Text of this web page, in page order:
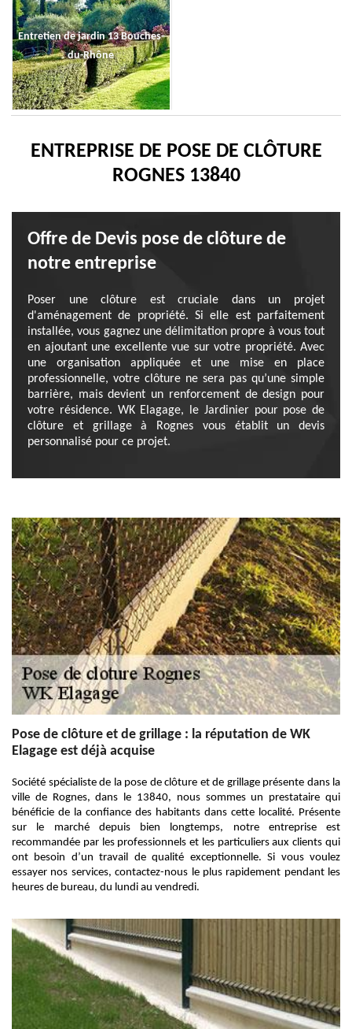
Entretien de jardin 13 Bouches-
du-Rhône
ENTREPRISE DE POSE DE CLÔTURE
ROGNES 13840
Offre de Devis pose de clôture de
notre entreprise
Poser une clôture est cruciale dans un projet
d'aménagement de propriété. Si elle est parfaitement
installée, vous gagnez une délimitation propre à vous tout
en ajoutant une excellente vue sur votre propriété. Avec
une organisation appliquée et une mise en place
professionnelle, votre clôture ne sera pas qu’une simple
barrière, mais devient un renforcement de design pour
votre résidence. WK Elagage, le Jardinier pour pose de
clôture et grillage à Rognes vous établit un devis
personnalisé pour ce projet.
Pose de clôture et de grillage : la réputation de WK
Elagage est déjà acquise
Société spécialiste de la pose de clôture et de grillage présente dans la
ville de Rognes, dans le 13840, nous sommes un prestataire qui
bénéficie de la confiance des habitants dans cette localité. Présente
sur le marché depuis bien longtemps, notre entreprise est
recommandée par les professionnels et les particuliers aux clients qui
ont besoin d’un travail de qualité exceptionnelle. Si vous voulez
essayer nos services, contactez-nous le plus rapidement pendant les
heures de bureau, du lundi au vendredi.